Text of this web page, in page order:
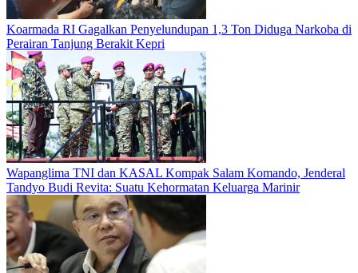
Koarmada RI Gagalkan Penyelundupan 1,3 Ton Diduga Narkoba di
Perairan Tanjung Berakit Kepri
Wapanglima TNI dan KASAL Kompak Salam Komando, Jenderal
Tandyo Budi Revita: Suatu Kehormatan Keluarga Marinir